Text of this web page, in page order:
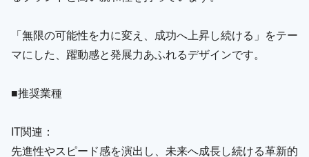
「無限の可能性を力に変え、成功へ上昇し続ける」をテー
マにした、躍動感と発展力あふれるデザインです。
■推奨業種
IT関連：
先進性やスピード感を演出し、未来へ成長し続ける革新的